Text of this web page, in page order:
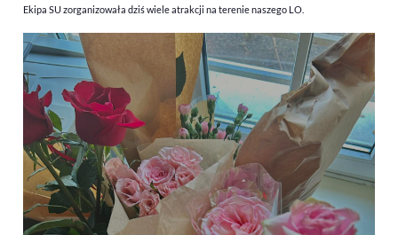
Ekipa SU zorganizowała dziś wiele atrakcji na terenie naszego LO.